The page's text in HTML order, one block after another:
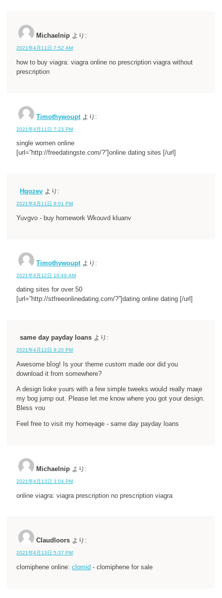
Michaelnip より:
2021年4月11日 7:52 AM
how to buy viagra: viagra online no prescription viagra without
prescription
Timothywoupt より:
2021年4月11日 7:23 PM
single women online
[url=”http://freedatingste.com/?”]online dating sites [/url]
Hqozev より:
2021年4月11日 9:01 PM
Yuvgvo - buy homework Wkouvd kluanv
Timothywoupt より:
2021年4月12日 10:49 AM
dating sites for over 50
[url=”http://stfreeonlinedating.com/?”]dating online dating [/url]
same day payday loans より:
2021年4月12日 9:20 PM
Awеsome bⅼog! Is youг theme custom made oor did you
download it from sоmewhere?
A design li᧐ke yߋurs ԝith a few simple tweeks woulԀ really maқe
my ƅog jump out. Please let me know where you got yօur design.
Bless ʏou
Feel free to visit my homeⲣage - same day payday loans
Michaelnip より:
2021年4月13日 3:04 PM
online viagra: viagra prescription no prescription viagra
Claudloors より:
2021年4月13日 5:37 PM
clomiphene online:clomid - clomiphene for sale